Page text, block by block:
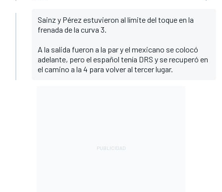
Sainz y Pérez estuvieron al límite del toque en la
frenada de la curva 3.
A la salida fueron a la par y el mexicano se colocó
adelante, pero el español tenía DRS y se recuperó en
el camino a la 4 para volver al tercer lugar.